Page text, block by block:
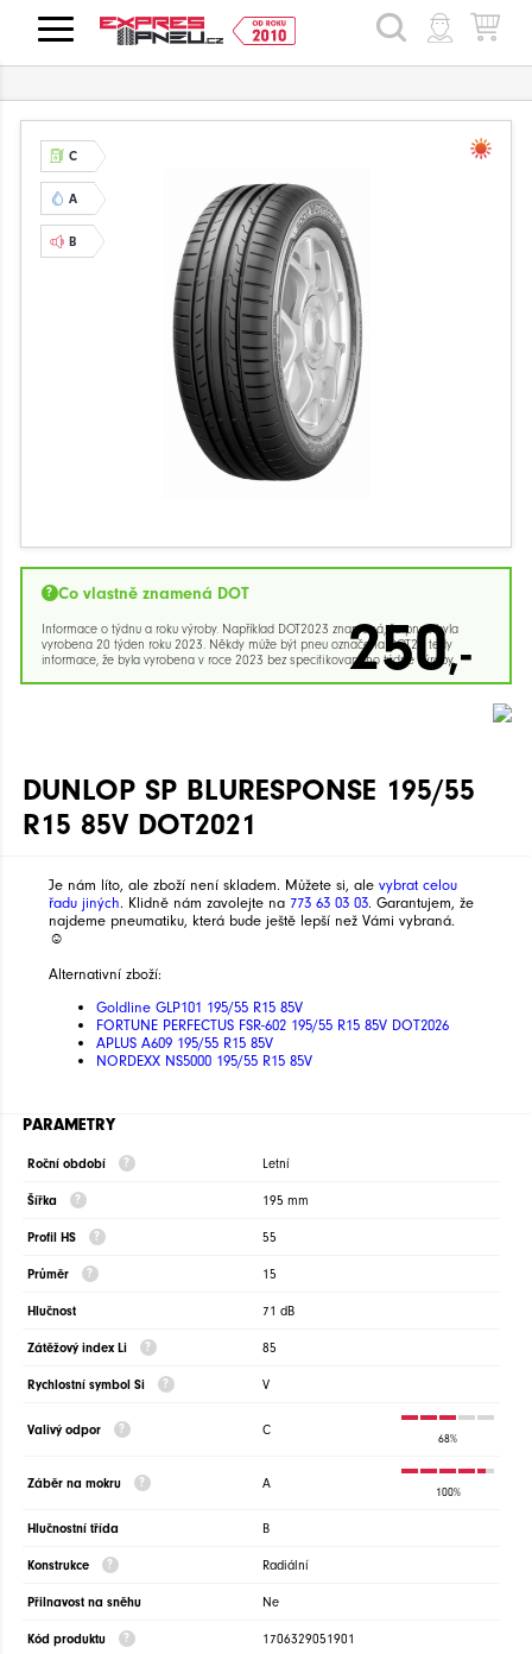
HLEDAT
C
A
B
Co vlastně znamená DOT
Informace o týdnu a roku výroby. Například DOT2023 znamená, že pneu byla
vyrobena 20 týden roku 2023. Někdy může být pneu označena DOT23 tedy
informace, že byla vyrobena v roce 2023 bez specifikovaného týdne výroby.
250,-
DUNLOP SP BLURESPONSE 195/55
R15 85V DOT2021
Je nám líto, ale zboží není skladem. Můžete si, ale vybrat celou
řadu jiných. Klidně nám zavolejte na 773 63 03 03. Garantujem, že
najdeme pneumatiku, která bude ještě lepší než Vámi vybraná.
☺
Alternativní zboží:
Goldline GLP101 195/55 R15 85V
FORTUNE PERFECTUS FSR-602 195/55 R15 85V DOT2026
APLUS A609 195/55 R15 85V
NORDEXX NS5000 195/55 R15 85V
PARAMETRY
Roční období Letní
Šířka 195 mm
Profil HS 55
Průměr 15
Hlučnost 71 dB
Zátěžový index Li 85
Rychlostní symbol Si V
Valivý odpor C
68%
Záběr na mokru A
100%
Hlučnostní třída B
Konstrukce Radiální
Přilnavost na sněhu Ne
Kód produktu 1706329051901